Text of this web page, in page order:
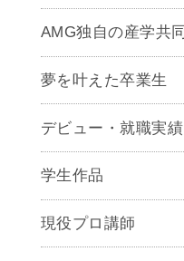
AMG独自の産学共同
夢を叶えた卒業生
デビュー・就職実績
学生作品
現役プロ講師